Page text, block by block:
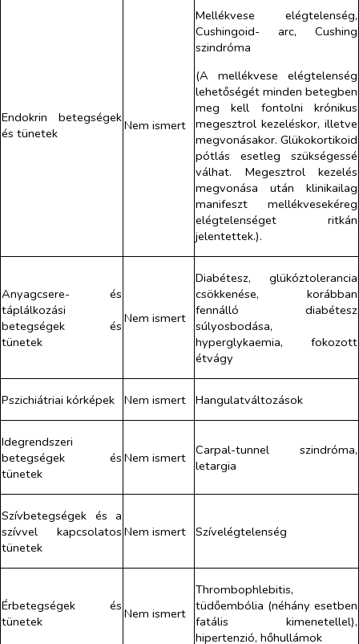
Endokrin betegségek
és tünetek
Nem ismert
Mellékvese elégtelenség,
Cushingoid- arc, Cushing
szindróma
(A mellékvese elégtelenség
lehetőségét minden betegben
meg kell fontolni krónikus
megesztrol kezeléskor, illetve
megvonásakor. Glükokortikoid
pótlás esetleg szükségessé
válhat. Megesztrol kezelés
megvonása után klinikailag
manifeszt mellékvesekéreg
elégtelenséget ritkán
jelentettek.).
Anyagcsere- és
táplálkozási
betegségek és
tünetek
Nem ismert
Diabétesz, glükóztolerancia
csökkenése, korábban
fennálló diabétesz
súlyosbodása,
hyperglykaemia, fokozott
étvágy
Pszichiátriai kórképek Nem ismert Hangulatváltozások
Idegrendszeri
betegségek és
tünetek
Nem ismert Carpal-tunnel szindróma,
letargia
Szívbetegségek és a
szívvel kapcsolatos
tünetek
Nem ismert Szívelégtelenség
Érbetegségek és
tünetek
Nem ismert
Thrombophlebitis,
tüdőembólia (néhány esetben
fatális kimenetellel),
hipertenzió, hőhullámok